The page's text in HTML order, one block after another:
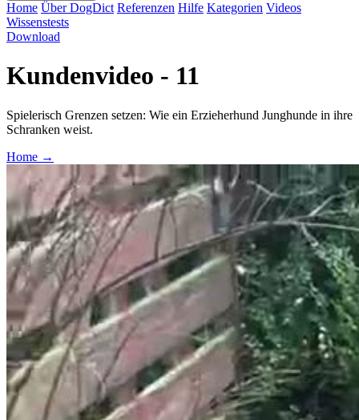
Home Über DogDict Referenzen Hilfe Kategorien Videos
Wissenstests
Download
Kundenvideo - 11
Spielerisch Grenzen setzen: Wie ein Erzieherhund Junghunde in ihre
Schranken weist.
Home →